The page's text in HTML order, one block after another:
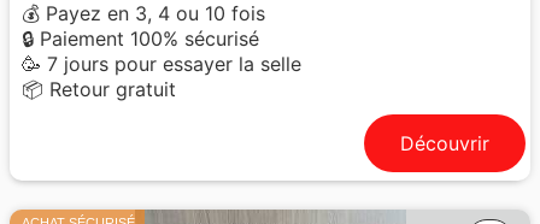
💰 Payez en 3, 4 ou 10 fois
🔒 Paiement 100% sécurisé
🥳 7 jours pour essayer la selle
📦 Retour gratuit
Découvrir